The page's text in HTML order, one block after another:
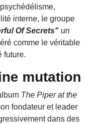
interne, le groupe
Of Secrets" un
comme le véritable
future.
mutation
The Piper at the
fondateur et leader
dans des